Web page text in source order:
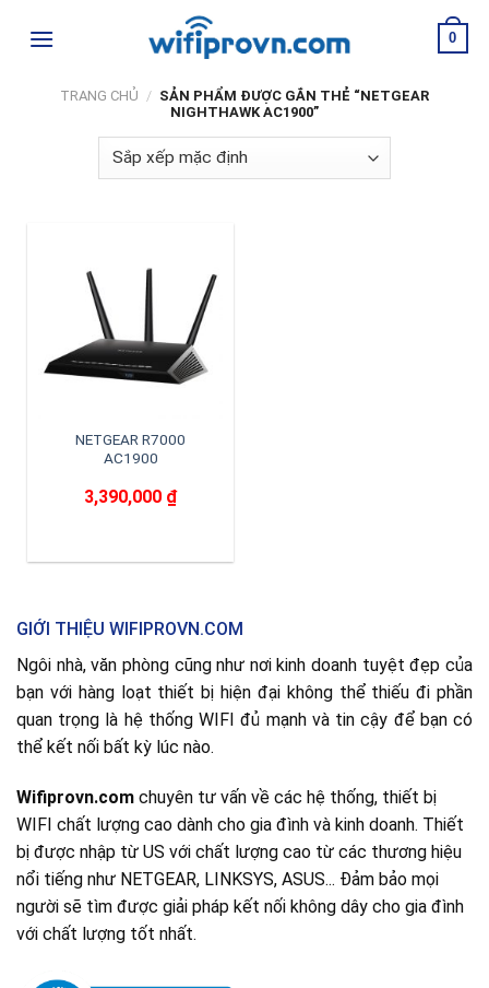
0
TRANG CHỦ / SẢN PHẨM ĐƯỢC GẮN THẺ “NETGEAR
NIGHTHAWK AC1900”
NETGEAR R7000
AC1900
3,390,000 ₫
GIỚI THIỆU WIFIPROVN.COM
Ngôi nhà, văn phòng cũng như nơi kinh doanh tuyệt đẹp của
bạn với hàng loạt thiết bị hiện đại không thể thiếu đi phần
quan trọng là hệ thống WIFI đủ mạnh và tin cậy để bạn có
thể kết nối bất kỳ lúc nào.
Wifiprovn.com chuyên tư vấn về các hệ thống, thiết bị
WIFI chất lượng cao dành cho gia đình và kinh doanh. Thiết
bị được nhập từ US với chất lượng cao từ các thương hiệu
nổi tiếng như NETGEAR, LINKSYS, ASUS... Đảm bảo mọi
người sẽ tìm được giải pháp kết nối không dây cho gia đình
với chất lượng tốt nhất.